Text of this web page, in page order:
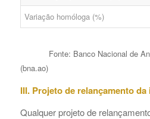
Variação homóloga (%)
Fonte: Banco Nacional de
(bna.ao)
III. Projeto de relançamento
Qualquer projeto de